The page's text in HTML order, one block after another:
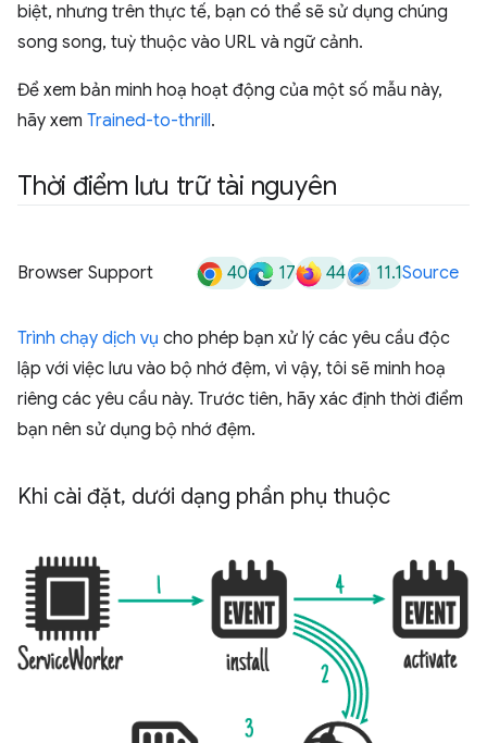
biệt, nhưng trên thực tế, bạn có thể sẽ sử dụng chúng
song song, tuỳ thuộc vào URL và ngữ cảnh.
Để xem bản minh hoạ hoạt động của một số mẫu này,
hãy xem Trained-to-thrill.
Thời điểm lưu trữ tài nguyên
Browser Support 40 17 44 11.1Source
Trình chạy dịch vụ cho phép bạn xử lý các yêu cầu độc
lập với việc lưu vào bộ nhớ đệm, vì vậy, tôi sẽ minh hoạ
riêng các yêu cầu này. Trước tiên, hãy xác định thời điểm
bạn nên sử dụng bộ nhớ đệm.
Khi cài đặt, dưới dạng phần phụ thuộc